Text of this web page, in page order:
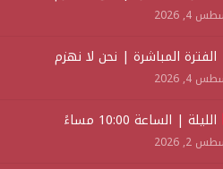
4, 2026
الفترة المباشرة | نحن لا نهزم
4, 2026
الليلة | الساعة 10:00 مساءً
2, 2026